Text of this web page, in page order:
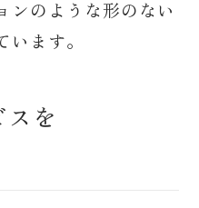
ンのような形のない
ます。
を